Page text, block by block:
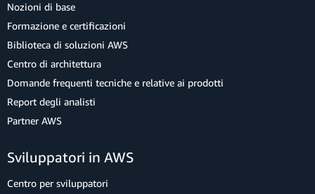
Nozioni di base
Formazione e certificazioni
Biblioteca di soluzioni AWS
Centro di architettura
Domande frequenti tecniche e relative ai prodotti
Report degli analisti
Partner AWS
Sviluppatori in AWS
Centro per sviluppatori